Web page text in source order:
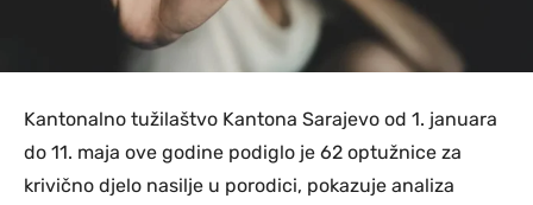
Kantonalno tužilaštvo Kantona Sarajevo od 1. januara
do 11. maja ove godine podiglo je 62 optužnice za
krivično djelo nasilje u porodici, pokazuje analiza